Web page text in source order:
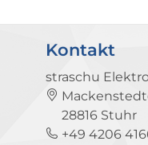
Kontakt
straschu
28816 Stuhr
+49 4206